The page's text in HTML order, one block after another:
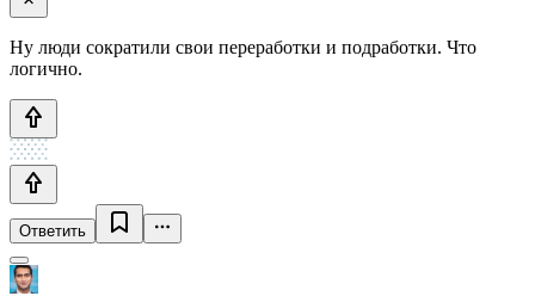
Ну люди сократили свои переработки и подработки. Что
логично.
Ответить